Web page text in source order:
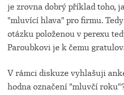
je zrovna dobrý příklad toho,
"mluvící hlava" pro firmu.
otázku položenou v perexu
Paroubkovi je k čemu
V rámci diskuze vyhlašuji
hodna označení "mluvčí